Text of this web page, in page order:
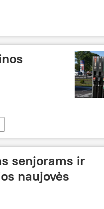
senjorams ir
naujovės